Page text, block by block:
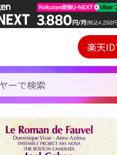
ン
お試し
Webプ
ご契約内
楽天